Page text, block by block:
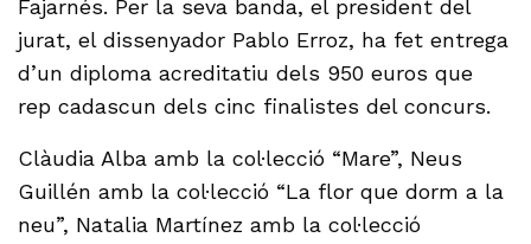
Fajarnés. Per la seva banda, el president del
jurat, el dissenyador Pablo Erroz, ha fet entrega
d’un diploma acreditatiu dels 950 euros que
rep cadascun dels cinc finalistes del concurs.
Clàudia Alba amb la col·lecció “Mare”, Neus
Guillén amb la col·lecció “La flor que dorm a la
neu”, Natalia Martínez amb la col·lecció